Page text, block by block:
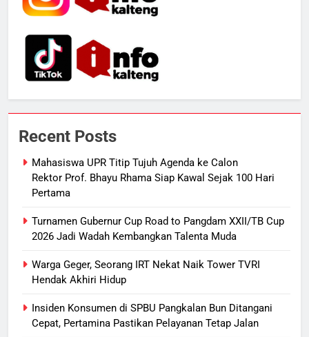
Recent Posts
Mahasiswa UPR Titip Tujuh Agenda ke Calon
Rektor Prof. Bhayu Rhama Siap Kawal Sejak 100 Hari
Pertama
Turnamen Gubernur Cup Road to Pangdam XXII/TB Cup
2026 Jadi Wadah Kembangkan Talenta Muda
Warga Geger, Seorang IRT Nekat Naik Tower TVRI
Hendak Akhiri Hidup
Insiden Konsumen di SPBU Pangkalan Bun Ditangani
Cepat, Pertamina Pastikan Pelayanan Tetap Jalan
6
Pertamina Targetkan Antrean di
SPBU Sampit Segera Terurai
ECONOMY
Kotim Resmi Jadi Tersangka
Dugaan Korupsi Dana Hibah
Pilkada Rp40 Miliar
HUKUM DAN KRIMINAL
8
Presiden Prabowo Minta Bahlil
Segera Tuntaskan Pemadaman
Mahasiswa UPR Titip Tujuh
Agenda ke Calon Rektor Prof.